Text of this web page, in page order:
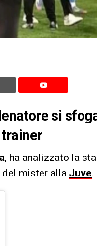
si
trainer
, ha analizzato la
del mister alla Juve.